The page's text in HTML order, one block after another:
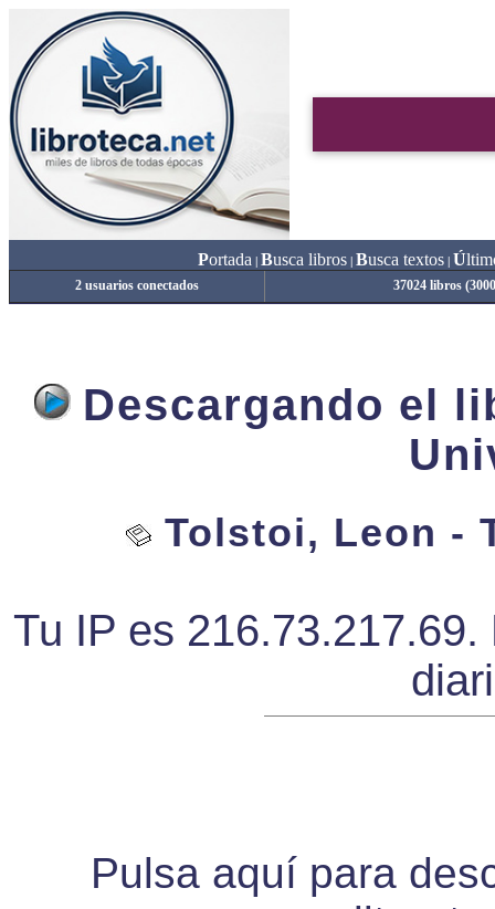
Portada Busca libros| Busca textos| Ú
2 usuarios conectados 37024 libros
Descargando el
Tolstoi, Leon -
Tu IP es
Pulsa aquí para